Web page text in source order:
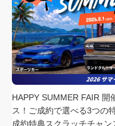
HAPPY SUMMER FAIR 開
ス！ご成約で選べる3つの
成約特典スクラッチチャ